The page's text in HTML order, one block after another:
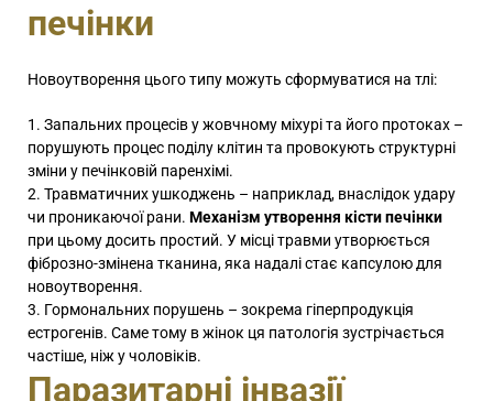
печінки
Новоутворення цього типу можуть сформуватися на тлі:
Запальних процесів у жовчному міхурі та його протоках –
порушують процес поділу клітин та провокують структурні
зміни у печінковій паренхімі.
Травматичних ушкоджень – наприклад, внаслідок удару
чи проникаючої рани. Механізм утворення кісти печінки
при цьому досить простий. У місці травми утворюється
фіброзно-змінена тканина, яка надалі стає капсулою для
новоутворення.
Гормональних порушень – зокрема гіперпродукція
естрогенів. Саме тому в жінок ця патологія зустрічається
частіше, ніж у чоловіків.
Паразитарні інвазії